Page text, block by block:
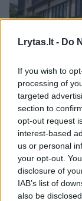
Lrytas.lt - Do
If you wish to
processing of
targeted
section to
opt-out request
interest-based
us or personal
your opt-out.
disclosure of
IAB’s list of
also be
Kai vienas
pasirodo
apie
rašo„Stern“.